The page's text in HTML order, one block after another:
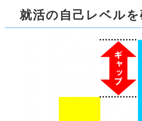
就活の自己レベルを